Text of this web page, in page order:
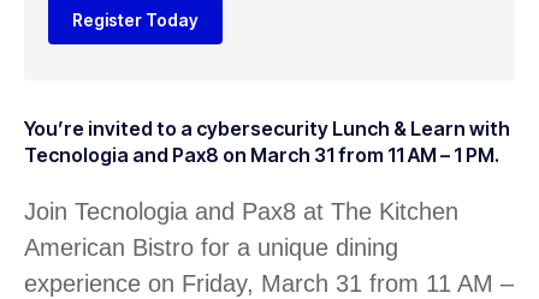
Register Today
You’re invited to a cybersecurity Lunch & Learn with
Tecnologia and Pax8 on March 31 from 11 AM – 1 PM.
Join Tecnologia and Pax8 at The Kitchen
American Bistro for a unique dining
experience on Friday, March 31 from 11 AM –